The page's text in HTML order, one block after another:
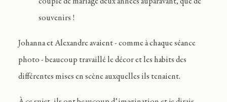
couple de mariage deux années auparavant, que de
souvenirs !
Johanna et Alexandre avaient - comme à chaque séance
photo - beaucoup travaillé le décor et les habits des
différentes mises en scène auxquelles ils tenaient.